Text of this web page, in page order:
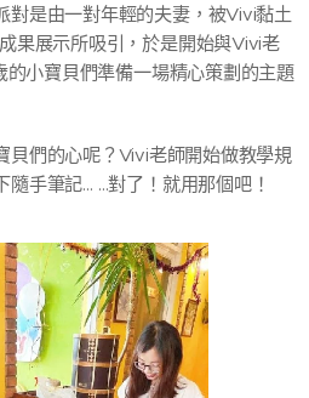
對是由一對年輕的夫妻，被Vivi黏土
果展示所吸引，於是開始與Vivi老
小寶貝們準備一場精心策劃的主題
貝們的心呢？Vivi老師開始做教學規
手筆記… …對了！就用那個吧！